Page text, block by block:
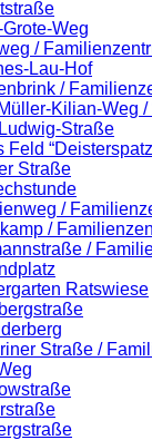
Weg
/
Lau-Hof
/
Kilian-Weg /
Straße
Straße
/
/
/
Ratswiese
Straße /